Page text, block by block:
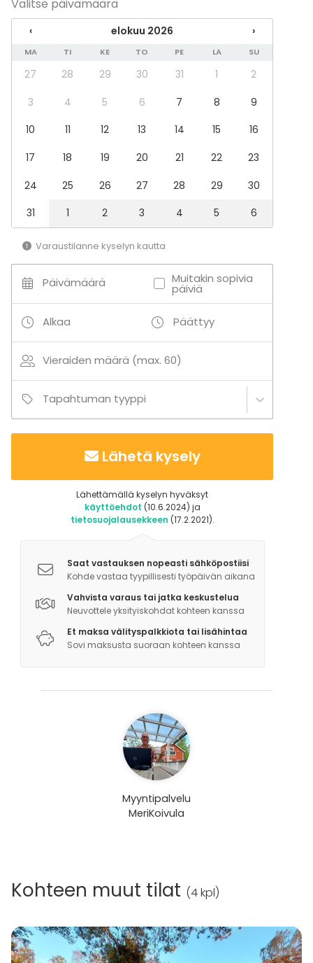
Juhlasali
Kokoushuone
Aktiviteetit
Uinti
Veneily
Lisätietoa palveluista ja puitteista
Ei talvikäyttöön 10.10.-20.04.
Voimavirta 3x16A
Salin TV-taulu on 65-tuumainen ja riittävällä
ääniteholla varusteltu laite.
kokoustilan ja saunan erikseen, sisäänpääsyt ovat
vierekkäin, mutta erillään. Lavuaarilla varustetut
Keittiön ja astiaston käyttö sisältyvät ruokailun
hintaan MeriKoivulan kautta tilattuna. Ruokailun
järjestäjä vastaa ruokatähteiden siivouksesta
kierrätyspisteelle ja tiskauksesta.
Majoitus, sauna, palju ja pyyhkeet lisämaksusta.
Lisätietoa aktiviteeteista
Lomakylän asukkaiden vapaassa käytössä ovat:
Lentopallokenttä
Jalkapallokenttä
Valitse päivämäärä
‹ elokuu 2026 ›
MA TI KE TO PE LA SU
27 28 29 30 31 1
2
3
4 5 6 7 8
9
10
11 12 13 14 15
16
17
18 19 20 21 22
23
24
25 26 27 28 29
30
31
1 2 3 4 5 6
Varaustilanne kyselyn kautta
Päivämäärä Muitakin sopivia
päiviä
Alkaa Päättyy
Vieraiden määrä (max. 60)
Tapahtuman tyyppi
Lähetä kysely
Lähettämällä kyselyn hyväksyt
käyttöehdot (10.6.2024) ja
tietosuojalausekkeen (17.2.2021).
Saat vastauksen nopeasti sähköpostiisi
Kohde vastaa tyypillisesti työpäivän aikana
Vahvista varaus tai jatka keskustelua
Neuvottele yksityiskohdat kohteen kanssa
Et maksa välityspalkkiota tai lisähintaa
Sovi maksusta suoraan kohteen kanssa
Myyntipalvelu
MeriKoivula
Kohteen muut tilat (4 kpl)